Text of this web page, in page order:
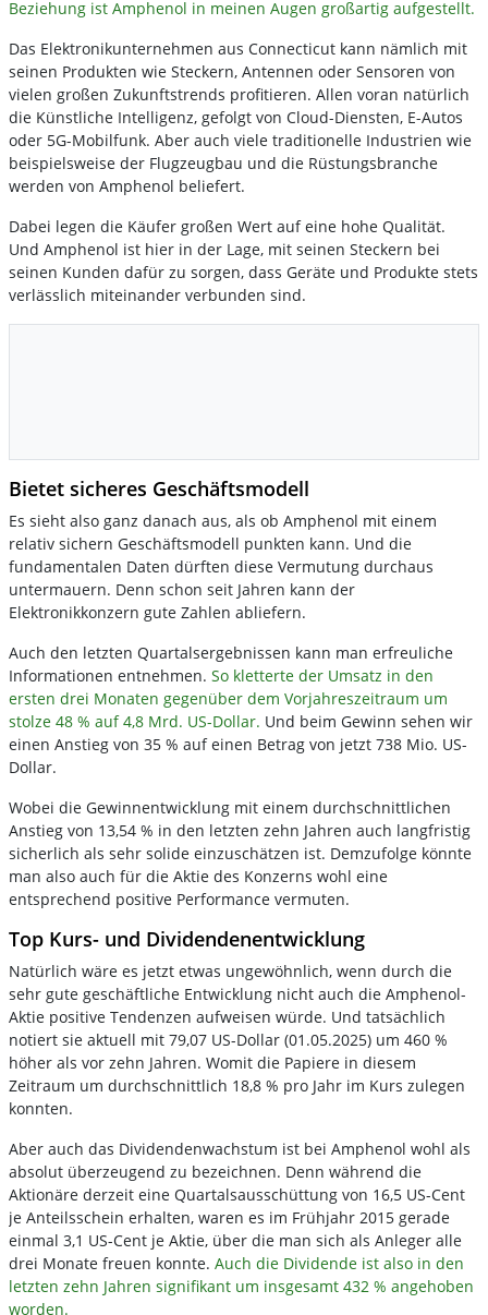
Beziehung ist Amphenol in meinen Augen großartig aufgestellt.
Das Elektronikunternehmen aus Connecticut kann nämlich mit
seinen Produkten wie Steckern, Antennen oder Sensoren von
vielen großen Zukunftstrends profitieren. Allen voran natürlich
die Künstliche Intelligenz, gefolgt von Cloud-Diensten, E-Autos
oder 5G-Mobilfunk. Aber auch viele traditionelle Industrien wie
beispielsweise der Flugzeugbau und die Rüstungsbranche
werden von Amphenol beliefert.
Dabei legen die Käufer großen Wert auf eine hohe Qualität.
Und Amphenol ist hier in der Lage, mit seinen Steckern bei
seinen Kunden dafür zu sorgen, dass Geräte und Produkte stets
verlässlich miteinander verbunden sind.
Bietet sicheres Geschäftsmodell
Es sieht also ganz danach aus, als ob Amphenol mit einem
relativ sichern Geschäftsmodell punkten kann. Und die
fundamentalen Daten dürften diese Vermutung durchaus
untermauern. Denn schon seit Jahren kann der
Elektronikkonzern gute Zahlen abliefern.
Auch den letzten Quartalsergebnissen kann man erfreuliche
Informationen entnehmen. So kletterte der Umsatz in den
ersten drei Monaten gegenüber dem Vorjahreszeitraum um
stolze 48 % auf 4,8 Mrd. US-Dollar. Und beim Gewinn sehen wir
einen Anstieg von 35 % auf einen Betrag von jetzt 738 Mio. US-
Dollar.
Wobei die Gewinnentwicklung mit einem durchschnittlichen
Anstieg von 13,54 % in den letzten zehn Jahren auch langfristig
sicherlich als sehr solide einzuschätzen ist. Demzufolge könnte
man also auch für die Aktie des Konzerns wohl eine
entsprechend positive Performance vermuten.
Top Kurs- und Dividendenentwicklung
Natürlich wäre es jetzt etwas ungewöhnlich, wenn durch die
sehr gute geschäftliche Entwicklung nicht auch die Amphenol-
Aktie positive Tendenzen aufweisen würde. Und tatsächlich
notiert sie aktuell mit 79,07 US-Dollar (01.05.2025) um 460 %
höher als vor zehn Jahren. Womit die Papiere in diesem
Zeitraum um durchschnittlich 18,8 % pro Jahr im Kurs zulegen
konnten.
Aber auch das Dividendenwachstum ist bei Amphenol wohl als
absolut überzeugend zu bezeichnen. Denn während die
Aktionäre derzeit eine Quartalsausschüttung von 16,5 US-Cent
je Anteilsschein erhalten, waren es im Frühjahr 2015 gerade
einmal 3,1 US-Cent je Aktie, über die man sich als Anleger alle
drei Monate freuen konnte. Auch die Dividende ist also in den
letzten zehn Jahren signifikant um insgesamt 432 % angehoben
worden.